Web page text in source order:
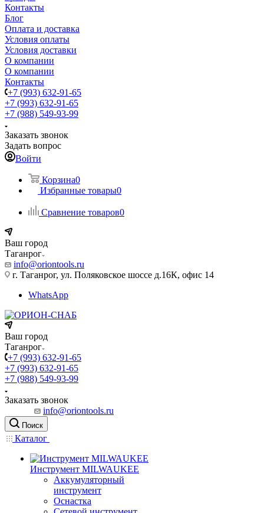
Контакты
Блог
Оплата и доставка
Условия оплаты
Условия доставки
О компании
О компании
Контакты
+7 (993) 632-91-65
+7 (993) 632-91-65
+7 (988) 549-93-99
Заказать звонок
Задать вопрос
Войти
Корзина0
Избранные товары0
Сравнение товаров0
Ваш город
Таганрог
info@oriontools.ru
г. Таганрог, ул. Поляковское шоссе д.16К, офис 14
WhatsApp
Ваш город
Таганрог
+7 (993) 632-91-65
+7 (993) 632-91-65
+7 (988) 549-93-99
Заказать звонок
info@oriontools.ru
Поиск
Каталог
Инструмент MILWAUKEE
Аккумуляторный
инструмент
Оснастка